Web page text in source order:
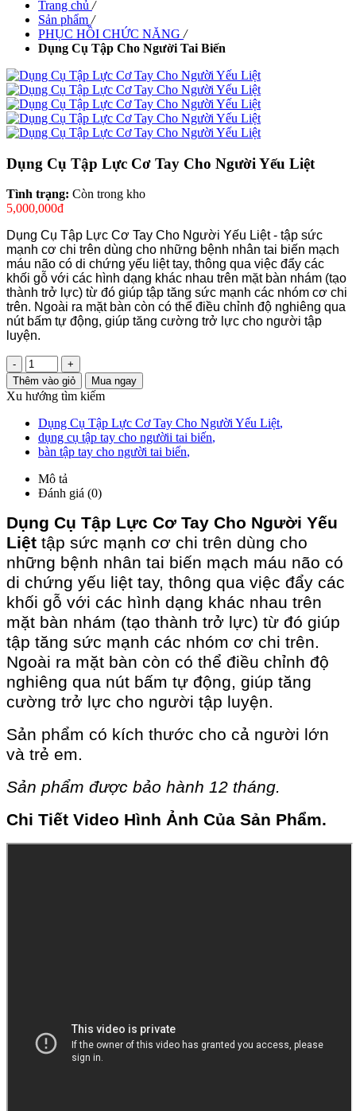
Trang chủ /
Sản phẩm /
PHỤC HỒI CHỨC NĂNG /
Dụng Cụ Tập Cho Người Tai Biến
Dụng Cụ Tập Lực Cơ Tay Cho Người Yếu Liệt
Tình trạng: Còn trong kho
5,000,000đ
Dụng Cụ Tập Lực Cơ Tay Cho Người Yếu Liệt - tập sức
mạnh cơ chi trên dùng cho những bệnh nhân tai biến mạch
máu não có di chứng yếu liệt tay, thông qua việc đẩy các
khối gỗ với các hình dạng khác nhau trên mặt bàn nhám (tạo
thành trở lực) từ đó giúp tập tăng sức mạnh các nhóm cơ chi
trên. Ngoài ra mặt bàn còn có thể điều chỉnh độ nghiêng qua
nút bấm tự động, giúp tăng cường trở lực cho người tập
luyện.
-
+
Thêm vào giỏ
Mua ngay
Xu hướng tìm kiếm
Dụng Cụ Tập Lực Cơ Tay Cho Người Yếu Liệt,
dụng cụ tập tay cho ngườii tai biến,
bàn tập tay cho người tai biến,
Mô tả
Đánh giá (0)
Dụng Cụ Tập Lực Cơ Tay Cho Người Yếu
Liệt tập sức mạnh cơ chi trên dùng cho
những bệnh nhân tai biến mạch máu não có
di chứng yếu liệt tay, thông qua việc đẩy các
khối gỗ với các hình dạng khác nhau trên
mặt bàn nhám (tạo thành trở lực) từ đó giúp
tập tăng sức mạnh các nhóm cơ chi trên.
Ngoài ra mặt bàn còn có thể điều chỉnh độ
nghiêng qua nút bấm tự động, giúp tăng
cường trở lực cho người tập luyện.
Sản phẩm có kích thước cho cả người lớn
và trẻ em.
Sản phẩm được bảo hành 12 tháng.
Chi Tiết Video Hình Ảnh Của Sản Phẩm.